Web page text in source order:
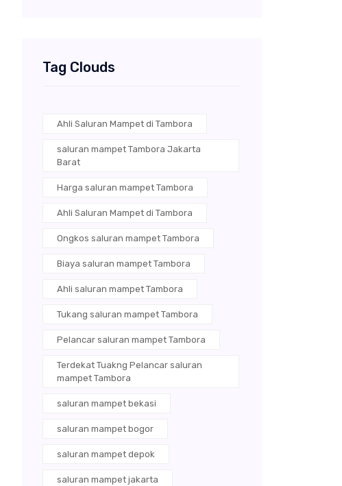
Tag Clouds
Ahli Saluran Mampet di Tambora
saluran mampet Tambora Jakarta
Barat
Harga saluran mampet Tambora
Ahli Saluran Mampet di Tambora
Ongkos saluran mampet Tambora
Biaya saluran mampet Tambora
Ahli saluran mampet Tambora
Tukang saluran mampet Tambora
Pelancar saluran mampet Tambora
Terdekat Tuakng Pelancar saluran
mampet Tambora
saluran mampet bekasi
saluran mampet bogor
saluran mampet depok
saluran mampet jakarta